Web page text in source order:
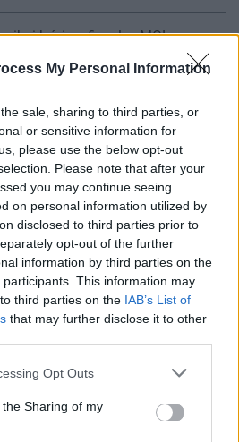
My Personal Information
sale, sharing to third parties, or
or sensitive information for
please use the below opt-out
Please note that after your
you may continue seeing
on personal information utilized by
disclosed to third parties prior to
opt-out of the further
information by third parties on the
participants. This information may
third parties on the IAB’s List of
that may further disclose it to other
Opt Outs
Sharing of my
krízisre figyel, a MOL
kapcsolatos hírdömping továbbra
társaság meghosszabbította
Polska változatlanul nem tudja
brit Rotch Energy-vel. Egyes
Polska két igazgatósági...
hírarchívumához
előfizetéses
2 év napon belüli